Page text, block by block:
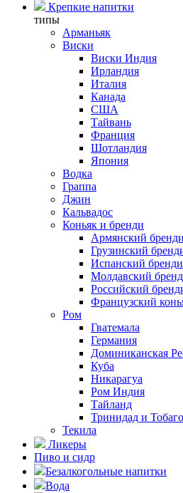
Крепкие напитки
типы
Арманьяк
Виски
Виски Индия
Ирландия
Италия
Канада
США
Тайвань
Франция
Шотландия
Япония
Водка
Граппа
Джин
Кальвадос
Коньяк и бренди
Армянский бренди
Грузинский
Испанский бренди
Молдавский
Российский
Французский
Ром
Гватемала
Германия
Доминиканская
Куба
Никарагуа
Ром Индия
Тайланд
Тринидад и Тобаго
Текила
Ликеры
Пиво и сидр
Безалкогольные напитки
Вода